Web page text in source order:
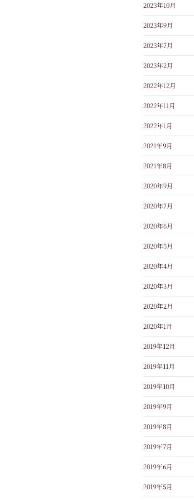
2023年10月
2023年9月
2023年7月
2023年2月
2022年12月
2022年11月
2022年1月
2021年9月
2021年8月
2020年9月
2020年7月
2020年6月
2020年5月
2020年4月
2020年3月
2020年2月
2020年1月
2019年12月
2019年11月
2019年10月
2019年9月
2019年8月
2019年7月
2019年6月
2019年5月